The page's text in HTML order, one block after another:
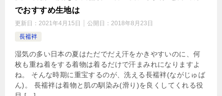
でおすすめ生地は
更新日： 2021年4月15日 公開日： 2018年8月23日
長襦袢
湿気の多い日本の夏はただでだえ汗をかきやすいのに、何
枚も重ね着をする着物は着るだけで汗まみれになりますよ
ね。 そんな時期に重宝するのが、洗える長襦袢(ながじゅば
ん)。 長襦袢は着物と肌の馴染み(滑り)を良くしてくれる役